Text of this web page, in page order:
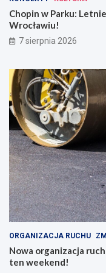
y
c
z
n
S
p
o
t
k
a
n
i
a
w
e
W
r
o
c
a
w
r
o
n
d
i
e
p
r
z
y
u
l
.
G
r
a
n
i
c
n
e
Chopin w Parku:
Wrocławiu!
7 sierpnia 2026
ORGANIZACJA RUCHU
Nowa organizacja
ten weekend!